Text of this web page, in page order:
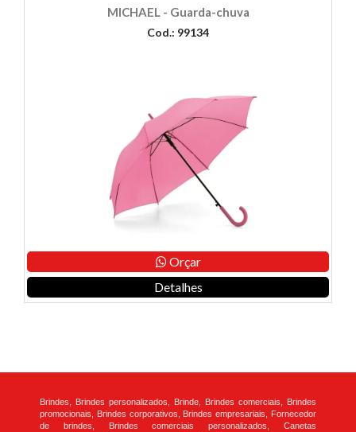
MICHAEL - Guarda-chuva
Cod.: 99134
Orçar
Detalhes
Brindes, Brindes personalizados, Brinde, Brindes comerciais, Brindes
promocionais, Brindes corporativos, Brindes empresariais, Fornecedor
de brindes, Brindes comerciais personalizados, Canetas